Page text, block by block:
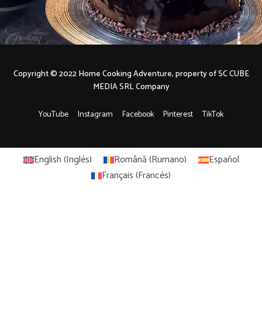
YouTube Instagram Facebook Pinterest TikTok
Copyright © 2022 Home Cooking Adventure, property of SC CUBE
MEDIA SRL Company
English(Inglés) Română(Rumano)
Español
Français(Francés)